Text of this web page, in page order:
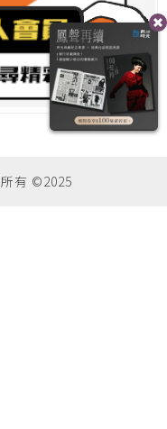
有 ©2025